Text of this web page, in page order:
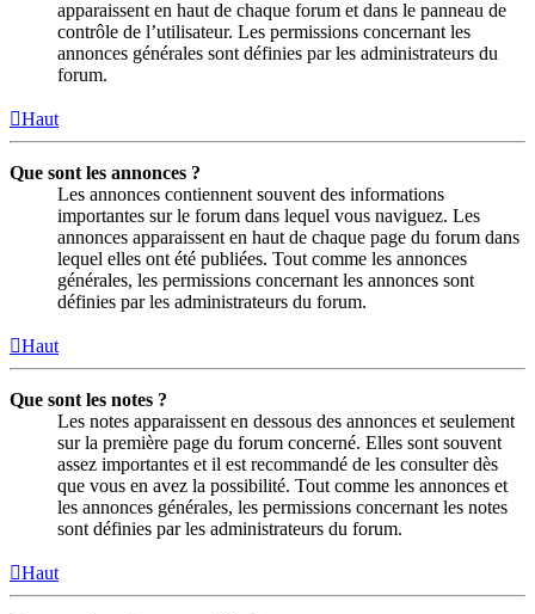
apparaissent en haut de chaque forum et dans le panneau de
contrôle de l’utilisateur. Les permissions concernant les
annonces générales sont définies par les administrateurs du
forum.
Haut
Que sont les annonces ?
Les annonces contiennent souvent des informations
importantes sur le forum dans lequel vous naviguez. Les
annonces apparaissent en haut de chaque page du forum dans
lequel elles ont été publiées. Tout comme les annonces
générales, les permissions concernant les annonces sont
définies par les administrateurs du forum.
Haut
Que sont les notes ?
Les notes apparaissent en dessous des annonces et seulement
sur la première page du forum concerné. Elles sont souvent
assez importantes et il est recommandé de les consulter dès
que vous en avez la possibilité. Tout comme les annonces et
les annonces générales, les permissions concernant les notes
sont définies par les administrateurs du forum.
Haut